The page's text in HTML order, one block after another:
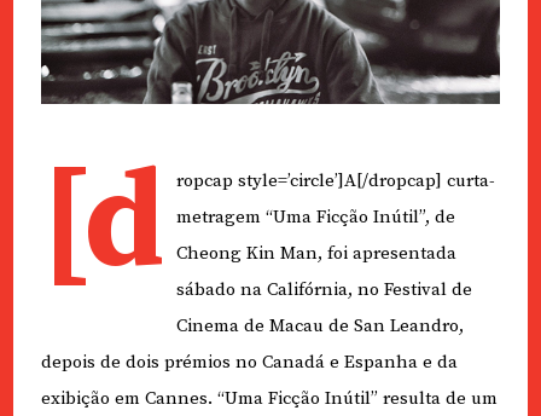
[d
ropcap style=’circle’]A[/dropcap] curta-
metragem “Uma Ficção Inútil”, de
Cheong Kin Man, foi apresentada
sábado na Califórnia, no Festival de
Cinema de Macau de San Leandro,
depois de dois prémios no Canadá e Espanha e da
exibição em Cannes. “Uma Ficção Inútil” resulta de um